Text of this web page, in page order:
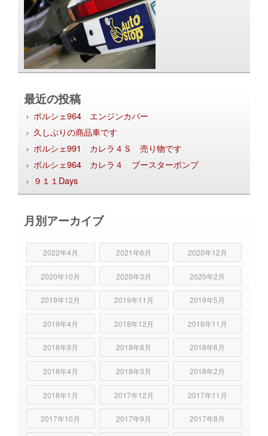
最近の投稿
ポルシェ964 エンジンカバー
久しぶりの商品車です
ポルシェ991 カレラ４Ｓ 売り物です
ポルシェ964 カレラ４ ブースターポンプ
９１１Days
月別アーカイブ
2022年4月 2021年6月 2020年12月
2020年10月 2020年3月 2020年2月
2019年12月 2019年11月 2019年5月
2019年4月 2018年12月 2018年11月
2018年9月 2018年8月 2018年6月
2018年4月 2018年3月 2018年2月
2018年1月 2017年12月 2017年11月
2017年10月 2017年9月 2017年8月